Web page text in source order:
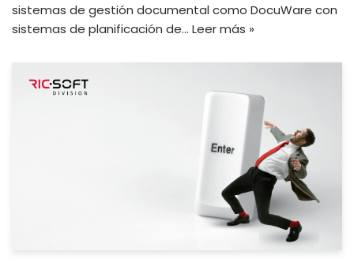
sistemas de gestión documental como DocuWare con
sistemas de planificación de… Leer más »